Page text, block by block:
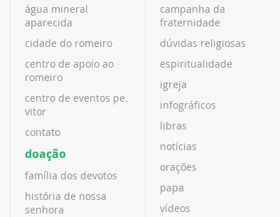
água mineral
aparecida
cidade do romeiro
centro de apoio ao
romeiro
centro de eventos pe.
vitor
contato
doação
família dos devotos
história de nossa
senhora
campanha da
fraternidade
dúvidas religiosas
espiritualidade
igreja
infográficos
libras
notícias
orações
papa
vídeos